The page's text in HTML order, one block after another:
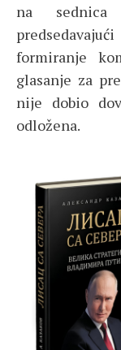
na sednica
formiranje
glasanje za
nije dobio
odložena.